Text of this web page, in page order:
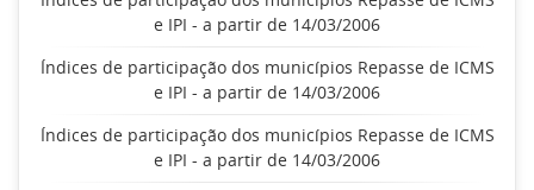
e IPI - a partir de 14/03/2006
Índices de participação dos municípios Repasse de ICMS
e IPI - a partir de 14/03/2006
Índices de participação dos municípios Repasse de ICMS
e IPI - a partir de 14/03/2006